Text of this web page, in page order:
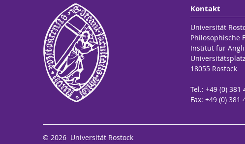
Kontakt
Universität
Philosophische
Institut für
18055 Rostock
Tel.: +49 (0) 381
Fax: +49 (0) 381
© 2026 Universität Rostock